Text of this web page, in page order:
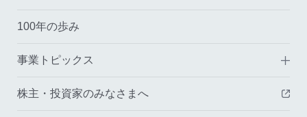
100年の歩み
事業トピックス
株主・投資家のみなさまへ